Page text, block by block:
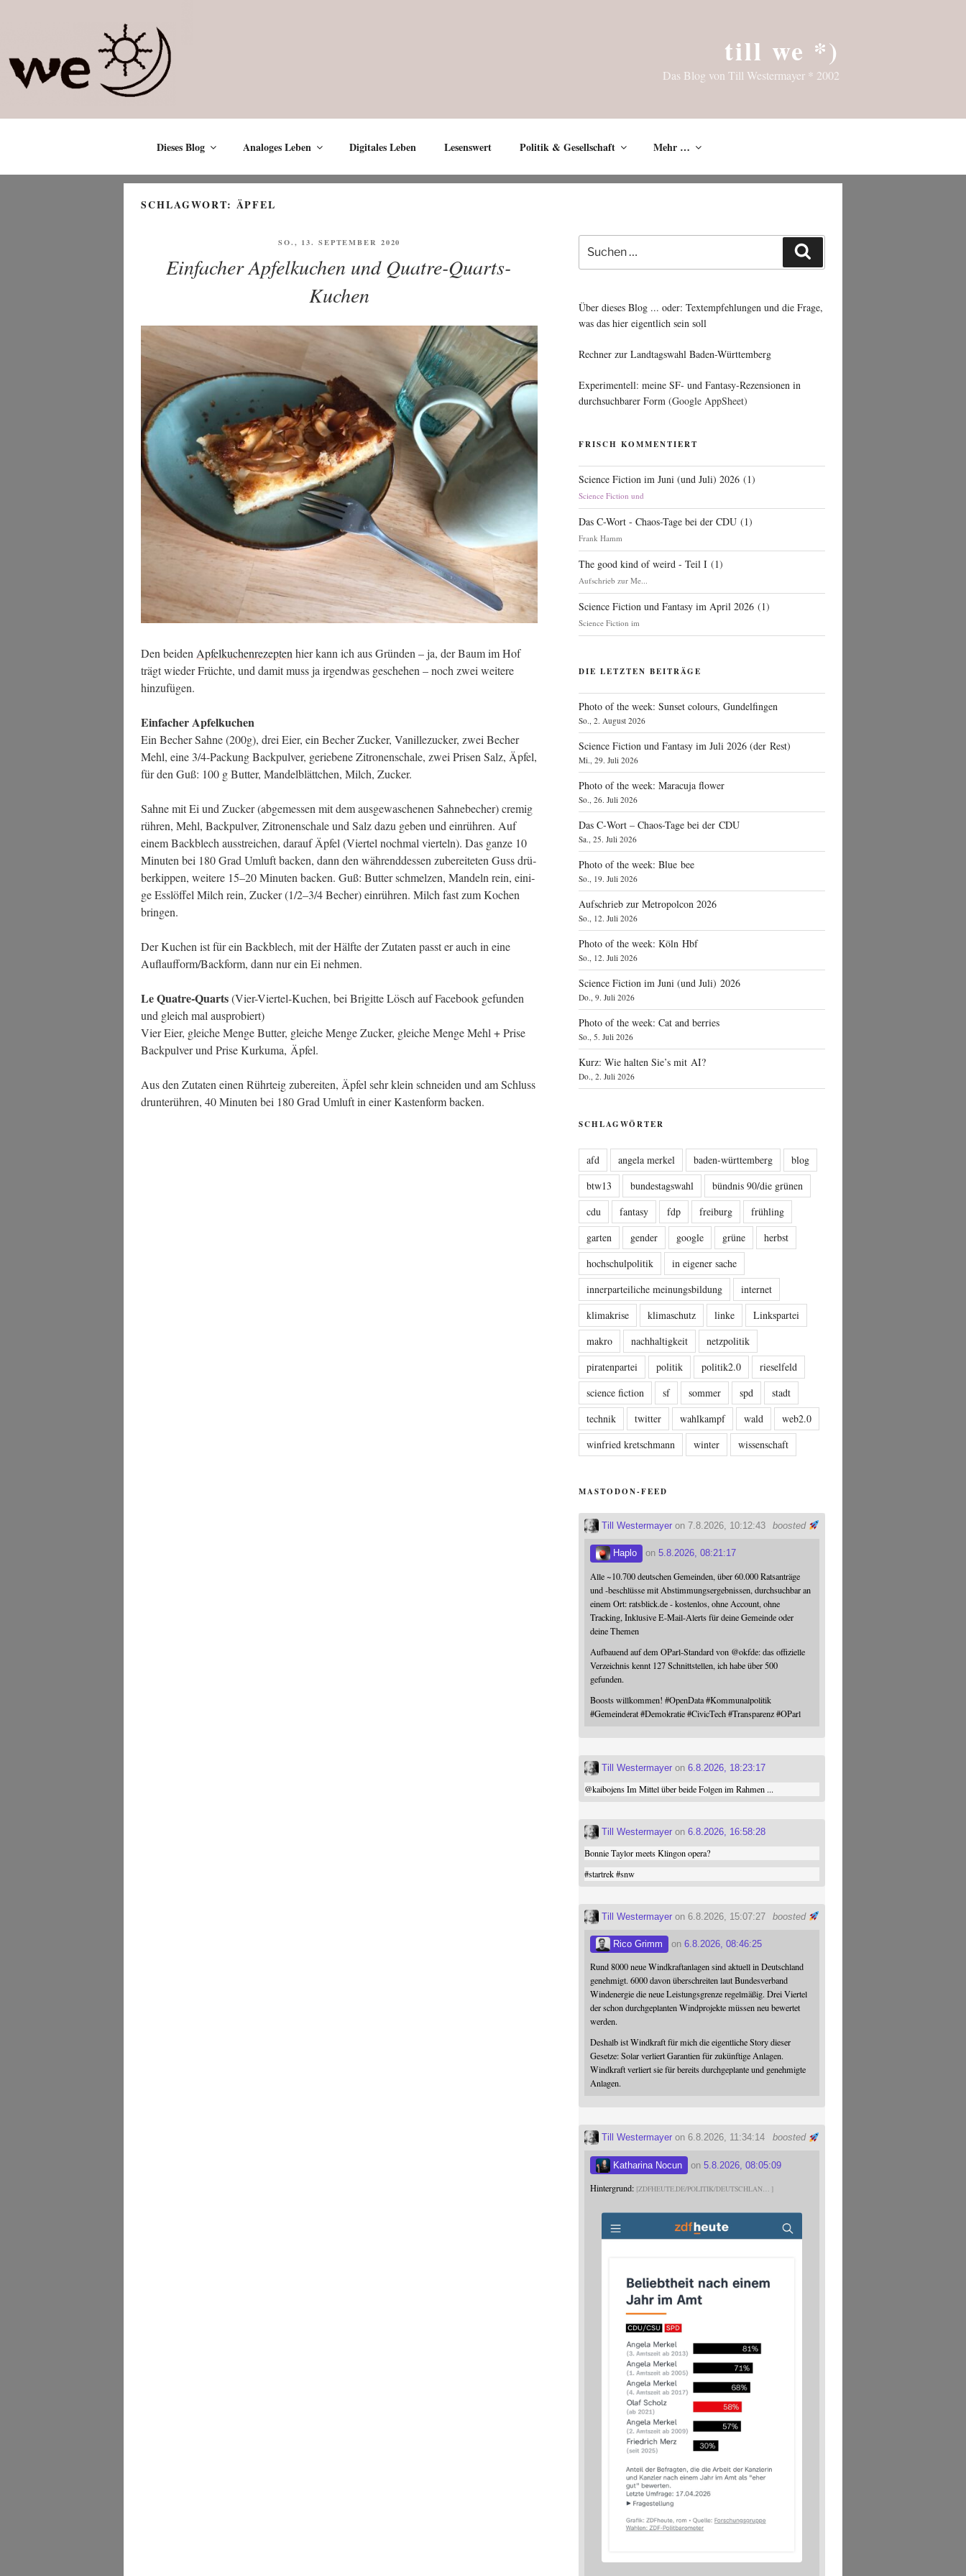
till we *)
Das Blog von Till Westermayer * 2002
Dieses Blog Analoges Leben Digitales Leben Lesenswert Politik & Gesellschaft Mehr …
SCHLAGWORT: ÄPFEL
VERÖFFENTLICHT
SO., 13. SEPTEMBER 2020
Einfacher Apfelkuchen und Quatre-Quarts-
Kuchen
Den bei­denApfel­ku­chen­re­zep­tenhier kann ich aus Grün­den – ja, der Baum im Hof
trägt wie­der Früch­te, und damit muss ja irgend­was gesche­hen – noch zwei wei­te­re
hinzufügen.
Ein­fa­cher Apfelkuchen
Ein Becher Sah­ne (200g), drei Eier, ein Becher Zucker, Vanil­le­zu­cker, zwei Becher
Mehl, eine 3/4‑Packung Back­pul­ver, gerie­be­ne Zitro­nen­scha­le, zwei Pri­sen Salz, Äpfel,
für den Guß: 100 g But­ter, Man­del­blätt­chen, Milch, Zucker.
Sah­ne mit Ei und Zucker (abge­mes­sen mit dem aus­ge­wa­sche­nen Sah­ne­be­cher) cre­mig
rüh­ren, Mehl, Back­pul­ver, Zitro­nen­scha­le und Salz dazu geben und ein­rüh­ren. Auf
einem Back­blech aus­strei­chen, dar­auf Äpfel (Vier­tel noch­mal vier­teln). Das gan­ze 10
Minu­ten bei 180 Grad Umluft backen, dann den wäh­rend­des­sen zube­rei­te­ten Guss drü­
ber­kip­pen, wei­te­re 15–20 Minu­ten backen. Guß: But­ter schmel­zen, Man­deln rein, eini­
ge Ess­löf­fel Milch rein, Zucker (1/2–3/4 Becher) ein­rüh­ren. Milch fast zum Kochen
bringen.
Der Kuchen ist für ein Back­blech, mit der Hälf­te der Zuta­ten passt er auch in eine
Auflaufform/Backform, dann nur ein Ei nehmen.
Le Quat­re-Quarts(Vier-Vier­tel-Kuchen, bei Bri­git­te Lösch auf Face­book gefun­den
und gleich mal ausprobiert)
Vier Eier, glei­che Men­ge But­ter, glei­che Men­ge Zucker, glei­che Men­ge Mehl + Pri­se
Back­pul­ver und Pri­se Kur­ku­ma, Äpfel.
Aus den Zuta­ten einen Rühr­teig zube­rei­ten, Äpfel sehr klein schnei­den und am Schluss
drun­terüh­ren, 40 Minu­ten bei 180 Grad Umluft in einer Kas­ten­form backen.
Suche
nach:
Über dieses Blog ... oder: Textempfehlungen und die Frage,
was das hier eigentlich sein soll
Rechner zur Landtagswahl Baden-Württemberg
Experimentell: meine SF- und Fantasy-Rezensionen in
durchsuchbarer Form (Google AppSheet)
FRISCH KOMMENTIERT
Science Fiction im Juni (und Juli) 2026 (1)
Science Fiction und
Das C-Wort - Chaos-Tage bei der CDU (1)
Frank Hamm
The good kind of weird - Teil I (1)
Aufschrieb zur Me...
Science Fiction und Fantasy im April 2026 (1)
Science Fiction im
DIE LETZTEN BEITRÄGE
Photo of the week: Sunset colours, Gundelfingen
So., 2. August 2026
Science Fiction und Fantasy im Juli 2026 (der Rest)
Mi., 29. Juli 2026
Photo of the week: Maracuja flower
So., 26. Juli 2026
Das C‑Wort – Chaos-Tage bei der CDU
Sa., 25. Juli 2026
Photo of the week: Blue bee
So., 19. Juli 2026
Aufschrieb zur Metropolcon 2026
So., 12. Juli 2026
Photo of the week: Köln Hbf
So., 12. Juli 2026
Science Fiction im Juni (und Juli) 2026
Do., 9. Juli 2026
Photo of the week: Cat and berries
So., 5. Juli 2026
Kurz: Wie halten Sie’s mit AI?
Do., 2. Juli 2026
SCHLAGWÖRTER
afd angela merkel baden-württemberg
blog
btw13
bundestagswahl
bündnis 90/die grünen
cdu
fantasy fdp freiburg
frühling
garten
gender google grüne
herbst
hochschulpolitik
in eigener sache
innerparteiliche meinungsbildung
internet
klimakrise
klimaschutz linke
Linkspartei
makro
nachhaltigkeit
netzpolitik
piratenpartei
politik politik2.0
rieselfeld
science fiction
sf sommer spd
stadt
technik
twitter wahlkampf wald
web2.0
winfried kretschmann
winter wissenschaft
MASTODON-FEED
boosted
Till Westermayer on 7.8.2026, 10:12:43
Haplo on5.8.2026, 08:21:17
Alle ~10.700 deutschen Gemeinden, über 60.000 Ratsanträge
und -beschlüsse mit Abstimmungsergebnissen, durchsuchbar an
einem Ort: ratsblick.de - kostenlos, ohne Account, ohne
Tracking, Inklusive E-Mail-Alerts für deine Gemeinde oder
deine Themen
Aufbauend auf dem OParl-Standard von @okfde: das offizielle
Verzeichnis kennt 127 Schnittstellen, ich habe über 500
gefunden.
Boosts willkommen!#OpenData #Kommunalpolitik
#Gemeinderat #Demokratie #CivicTech #Transparenz #OParl
Till Westermayer on6.8.2026, 18:23:17
@kaibojensIm Mittel über beide Folgen im Rahmen ...
Till Westermayer on6.8.2026, 16:58:28
Bonnie Taylor meets Klingon opera?
#startrek #snw
boosted
Till Westermayer on 6.8.2026, 15:07:27
Rico Grimm on6.8.2026, 08:46:25
Rund 8000 neue Windkraftanlagen sind aktuell in Deutschland
genehmigt. 6000 davon überschreiten laut Bundesverband
Windenergie die neue Leistungsgrenze regelmäßig. Drei Viertel
der schon durchgeplanten Windprojekte müssen neu bewertet
werden.
Deshalb ist Windkraft für mich die eigentliche Story dieser
Gesetze: Solar verliert Garantien für zukünftige Anlagen.
Windkraft verliert sie für bereits durchgeplante und genehmigte
Anlagen.
boosted
Till Westermayer on 6.8.2026, 11:34:14
Katharina Nocun on5.8.2026, 08:05:09
Hintergrund: ZDFHEUTE.DE/POLITIK/DEUTSCHLAN